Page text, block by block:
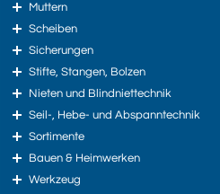
Muttern
Scheiben
Sicherungen
Stifte, Stangen, Bolzen
Nieten und Blindniettechnik
Seil-, Hebe- und Abspanntechnik
Sortimente
Bauen & Heimwerken
Werkzeug